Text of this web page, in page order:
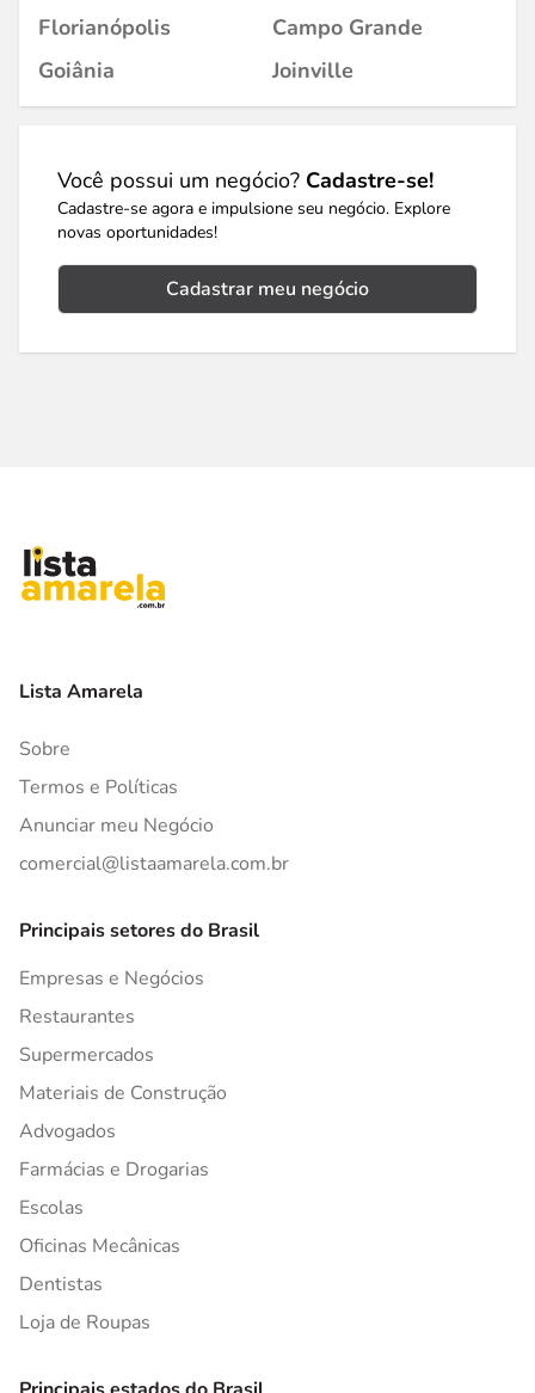
Florianópolis
Campo Grande
Goiânia
Joinville
Você possui um negócio? Cadastre-se!
Cadastre-se agora e impulsione seu negócio. Explore
novas oportunidades!
Cadastrar meu negócio
Lista Amarela
Sobre
Termos e Políticas
Anunciar meu Negócio
comercial@listaamarela.com.br
Principais setores do Brasil
Empresas e Negócios
Restaurantes
Supermercados
Materiais de Construção
Advogados
Farmácias e Drogarias
Escolas
Oficinas Mecânicas
Dentistas
Loja de Roupas